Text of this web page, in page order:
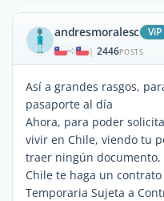
andresmoralesc ViP
| 2446POSTS
Así a grandes rasgos,
pasaporte al día
Ahora, para poder
vivir en Chile, viendo tu
traer ningún documento,
Chile te haga un
Temporaria Sujeta a